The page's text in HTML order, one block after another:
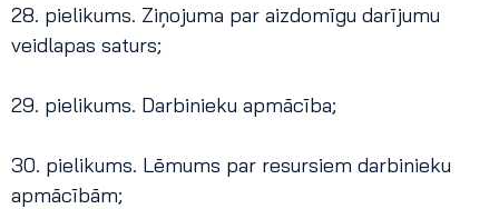
28. pielikums. Ziņojuma par aizdomīgu darījumu
veidlapas saturs;
29. pielikums. Darbinieku apmācība;
30. pielikums. Lēmums par resursiem darbinieku
apmācībām;